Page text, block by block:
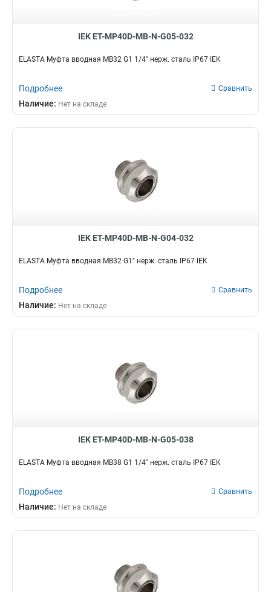
IEK ET-MP40D-MB-N-G05-032
ELASTA Муфта вводная MB32 G1 1/4" нерж. сталь IP67 IEK
Подробнее Сравнить
Наличие: Нет на складе
IEK ET-MP40D-MB-N-G04-032
ELASTA Муфта вводная MB32 G1" нерж. сталь IP67 IEK
Подробнее Сравнить
Наличие: Нет на складе
IEK ET-MP40D-MB-N-G05-038
ELASTA Муфта вводная MB38 G1 1/4" нерж. сталь IP67 IEK
Подробнее Сравнить
Наличие: Нет на складе